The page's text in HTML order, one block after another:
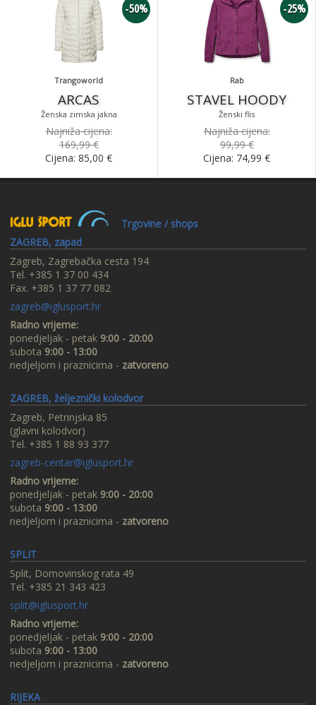
Trangoworld
ARCAS
Ženska zimska jakna
-50%
Najniža cijena:
169,99 €
Cijena: 85,00 €
Rab
STAVEL HOODY
Ženski flis
-25%
Najniža cijena:
99,99 €
Cijena: 74,99 €
Trgovine / shops
ZAGREB, zapad
Zagreb, Zagrebačka cesta 194
Tel. +385 1 37 00 434
Fax. +385 1 37 77 082
zagreb@iglusport.hr
Radno vrijeme:
ponedjeljak - petak 9:00 - 20:00
subota 9:00 - 13:00
nedjeljom i praznicima - zatvoreno
ZAGREB, željeznički kolodvor
Zagreb, Petrinjska 85
(glavni kolodvor)
Tel. +385 1 88 93 377
zagreb-centar@iglusport.hr
Radno vrijeme:
ponedjeljak - petak 9:00 - 20:00
subota 9:00 - 13:00
nedjeljom i praznicima - zatvoreno
SPLIT
Split, Domovinskog rata 49
Tel. +385 21 343 423
split@iglusport.hr
Radno vrijeme:
ponedjeljak - petak 9:00 - 20:00
subota 9:00 - 13:00
nedjeljom i praznicima - zatvoreno
RIJEKA